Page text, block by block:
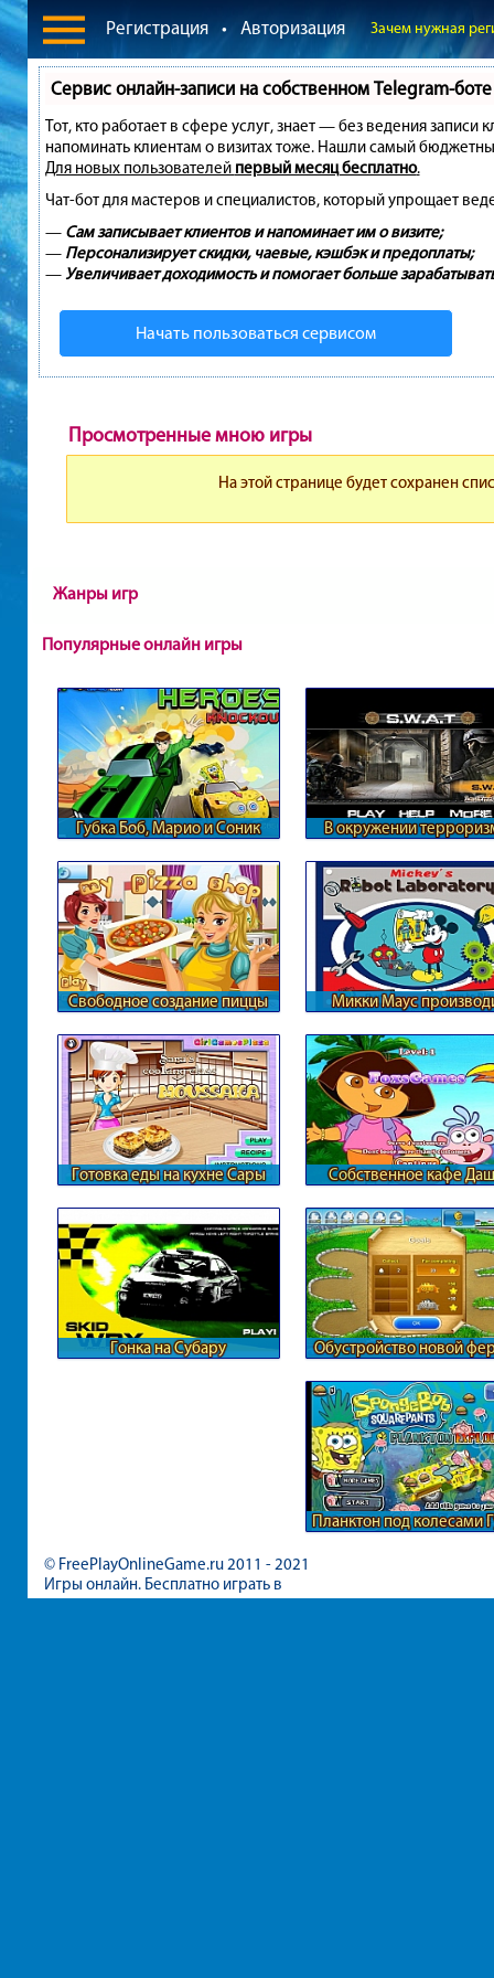
Регистрация • Авторизация Зачем нужная
Сервис онлайн-записи на собственном Telegram-боте
Тот, кто работает в сфере услуг, знает — без ведения
напоминать клиентам о визитах тоже. Нашли самый
Для новых пользователей первый месяц бесплатно.
Чат-бот для мастеров и специалистов, который упрощает
— Сам записывает клиентов и напоминает им о визите;
— Персонализирует скидки, чаевые, кэшбэк и предоплаты;
—Увеличивает доходимость и помогает больше
Начать пользоваться сервисом
Просмотренные мною игры
На этой странице будет сохранен
Жанры игр
Популярные онлайн игры
Губка Боб, Марио и Соник В окружении
Свободное создание пиццы
Микки Маус
Готовка еды на кухне Сары Собственное кафе
Гонка на Субару Обустройство новой
Планктон под колесами
© FreePlayOnlineGame.ru 2011 - 2021
Игры онлайн. Бесплатно играть в
игры для девочек и мальчиков